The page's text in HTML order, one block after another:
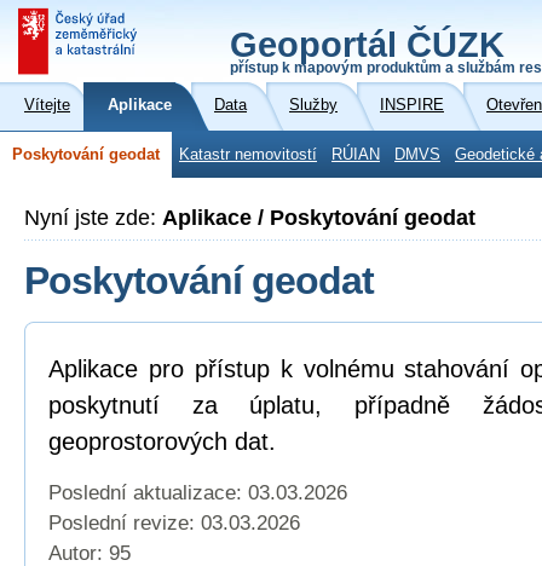
Geoportál ČÚZK
přístup k mapovým produktům a službám
Vítejte Aplikace Data Služby INSPIRE
Poskytování geodat Katastr nemovitostí RÚIAN DMVS Geodetické
Nyní jste zde: Aplikace / Poskytování geodat
Poskytování geodat
Aplikace pro přístup k volnému stahování
poskytnutí za úplatu, případně
geoprostorových dat.
Poslední aktualizace: 03.03.2026
Poslední revize: 03.03.2026
Autor: 95